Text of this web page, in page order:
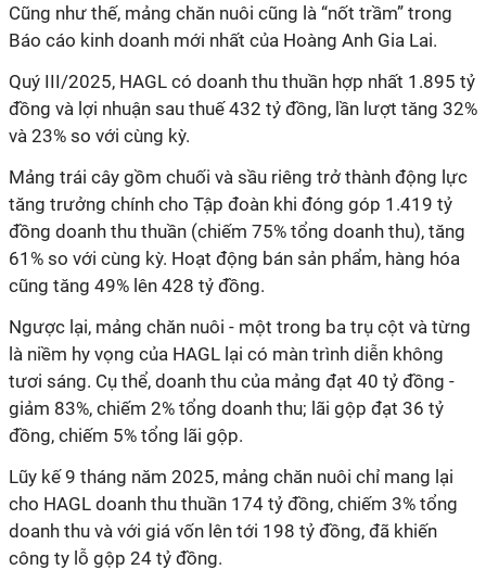
Cũng như thế, mảng chăn nuôi cũng là “nốt trầm” trong
Báo cáo kinh doanh mới nhất của Hoàng Anh Gia Lai.
Quý III/2025, HAGL có doanh thu thuần hợp nhất 1.895 tỷ
đồng và lợi nhuận sau thuế 432 tỷ đồng, lần lượt tăng 32%
và 23% so với cùng kỳ.
Mảng trái cây gồm chuối và sầu riêng trở thành động lực
tăng trưởng chính cho Tập đoàn khi đóng góp 1.419 tỷ
đồng doanh thu thuần (chiếm 75% tổng doanh thu), tăng
61% so với cùng kỳ. Hoạt động bán sản phẩm, hàng hóa
cũng tăng 49% lên 428 tỷ đồng.
Ngược lại, mảng chăn nuôi - một trong ba trụ cột và từng
là niềm hy vọng của HAGL lại có màn trình diễn không
tươi sáng. Cụ thể, doanh thu của mảng đạt 40 tỷ đồng -
giảm 83%, chiếm 2% tổng doanh thu; lãi gộp đạt 36 tỷ
đồng, chiếm 5% tổng lãi gộp.
Lũy kế 9 tháng năm 2025, mảng chăn nuôi chỉ mang lại
cho HAGL doanh thu thuần 174 tỷ đồng, chiếm 3% tổng
doanh thu và với giá vốn lên tới 198 tỷ đồng, đã khiến
công ty lỗ gộp 24 tỷ đồng.